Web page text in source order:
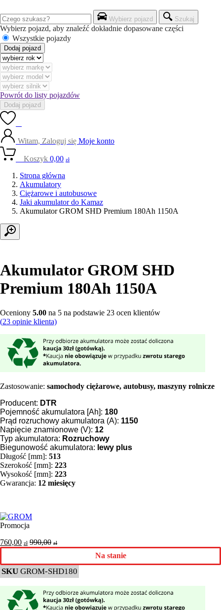
Wybierz pojazd Szukaj
Wybierz pojazd, aby znaleźć dokładnie dopasowane części
Wszystkie pojazdy
Dodaj pojazd
Powrót do listy pojazdów
Dodaj pojazd
Witam, Zaloguj się Moje konto
Koszyk 0,00 zł
Strona główna
Akumulatory
Ciężarowe i autobusowe
Jaki akumulator do Kamaz
Akumulator GROM SHD Premium 180Ah 1150A
Akumulator GROM SHD
Premium 180Ah 1150A
Oceniony 5.00 na 5 na podstawie 23 ocen klientów
(23 opinie klienta)
Zastosowanie: samochody ciężarowe, autobusy, maszyny rolnicze
Producent: DTR
Pojemność akumulatora [Ah]: 180
Prąd rozruchowy akumulatora (A): 1150
Napięcie znamionowe (V): 12
Typ akumulatora: Rozruchowy
Biegunowość akumulatora: lewy plus
Długość [mm]: 513
Szerokość [mm]: 223
Wysokość [mm]: 223
Gwarancja: 12 miesięcy
Promocja
760,00 zł 990,00 zł
Na stanie
SKU GROM-SHD180